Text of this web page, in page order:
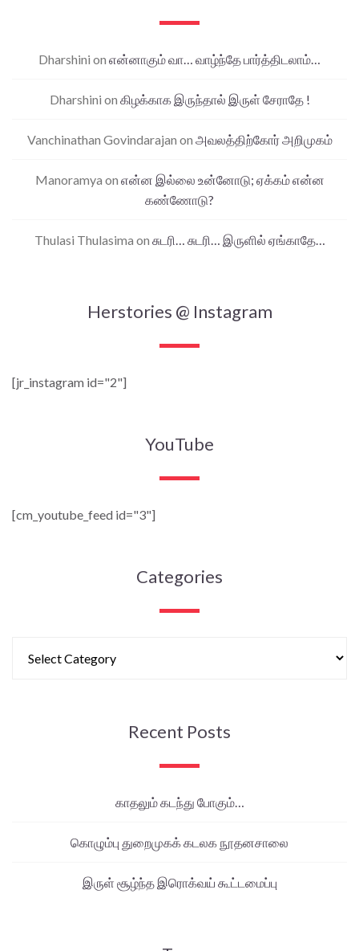
Dharshini on என்னாகும் வா… வாழ்ந்தே பார்த்திடலாம்…
Dharshini on கிழக்காக இருந்தால் இருள் சேராதே !
Vanchinathan Govindarajan on அவலத்திற்கோர் அறிமுகம்
Manoramya on என்ன இல்லை உன்னோடு; ஏக்கம் என்ன
கண்ணோடு?
Thulasi Thulasima on சுடரி… சுடரி… இருளில் ஏங்காதே…
Herstories @ Instagram
[jr_instagram id="2"]
YouTube
[cm_youtube_feed id="3"]
Categories
Recent Posts
காதலும் கடந்து போகும்…
கொழும்பு துறைமுகக் கடலக நூதனசாலை
இருள் சூழ்ந்த இரொக்வய் கூட்டமைப்பு